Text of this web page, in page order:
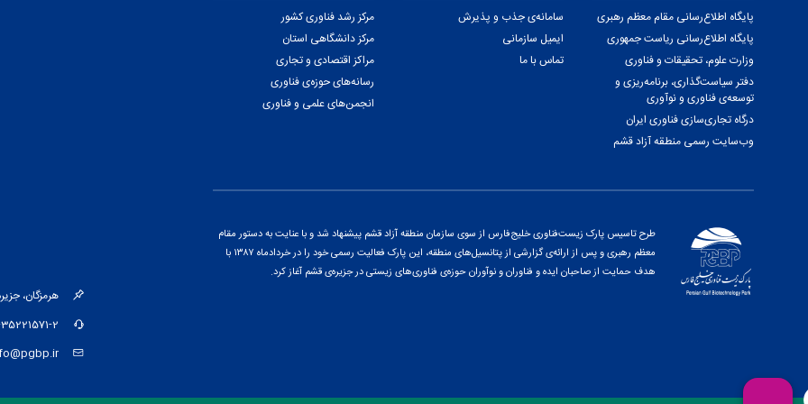
پایگاه اطلاع‌رسانی مقام معظم رهبری
پایگاه اطلاع‌رسانی ریاست جمهوری
وزارت علوم، تحقیقات و فناوری
دفتر سیاست‌گذاری، برنامه‌ریزی و
توسعه‌ی فناوری و نوآوری
درگاه تجاری‌سازی فناوری ایران
وب‌سایت رسمی منطقه آزاد قشم
سامانه‌ی جذب و پذیرش
ایمیل سازمانی
تماس با ما
مرکز رشد فناوری کشور
مرکز دانشگاهی استان
مراکز اقتصادی و تجاری
رسانه‌های حوزه‌ی فناوری
انجمن‌های علمی و فناوری
طرح تاسیس پارک زیست‌فناوری خلیج‌فارس از سوی سازمان منطقه آزاد قشم پیشنهاد شد و با عنایت به دستور مقام
معظم رهبری و پس از ارائه‌ی گزارشی از پتانسیل‌های منطقه، این پارک فعالیت رسمی خود را در خردادماه ۱۳۸۷ با
هدف حمایت از صاحبان ایده و فناوران و نوآوران حوزه‌ی فناوری‌های زیستی در جزیره‌ی قشم آغاز کرد.
هرمزگان، جزیره‌ی قشم، کیلومتر ۱۵
2